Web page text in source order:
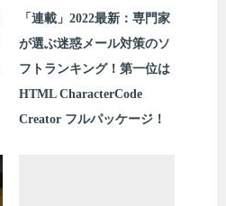
「連載」2022最新：専門家
が選ぶ迷惑メール対策のソ
フトランキング！第一位は
HTML CharacterCode
Creator フルパッケージ！